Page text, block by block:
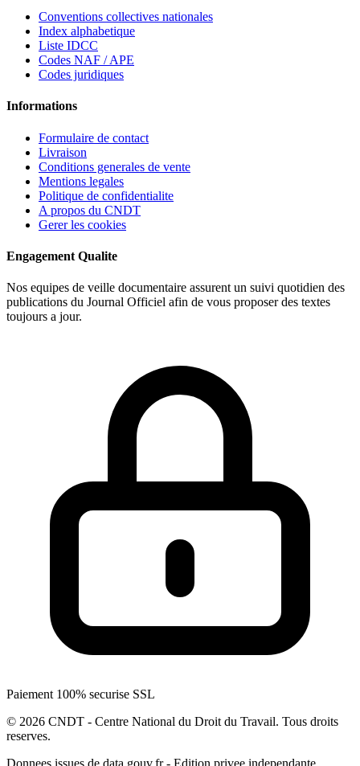
Conventions collectives nationales
Index alphabetique
Liste IDCC
Codes NAF / APE
Codes juridiques
Informations
Formulaire de contact
Livraison
Conditions generales de vente
Mentions legales
Politique de confidentialite
A propos du CNDT
Gerer les cookies
Engagement Qualite
Nos equipes de veille documentaire assurent un suivi quotidien des
publications du Journal Officiel afin de vous proposer des textes
toujours a jour.
Paiement 100% securise SSL
© 2026 CNDT - Centre National du Droit du Travail. Tous droits
reserves.